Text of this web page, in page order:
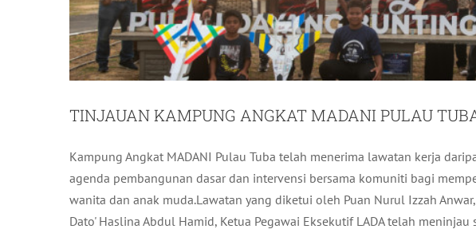
TINJAUAN KAMPUNG ANGKAT MADANI PULAU
Kampung Angkat MADANI Pulau Tuba telah menerima lawatan kerja
agenda pembangunan dasar dan intervensi bersama komuniti bagi
wanita dan anak muda.Lawatan yang diketui oleh Puan Nurul Izzah
Dato' Haslina Abdul Hamid, Ketua Pegawai Eksekutif LADA telah meninjau
TUBA CROSS COUNTRY
Komuniti Terkini